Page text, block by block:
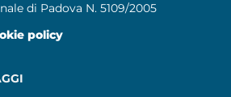
di Padova N. 5109/2005
policy